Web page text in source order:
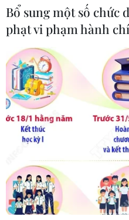
TIN LIÊN QUAN
Bổ sung một số chức
phạt vi phạm hành